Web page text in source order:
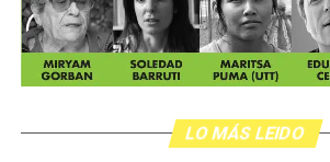
LO MÁS LEIDO